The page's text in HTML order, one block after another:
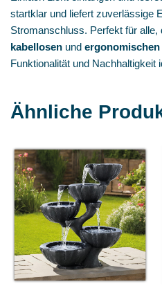
startklar und liefert zuverlässige
Stromanschluss. Perfekt für alle,
kabellosen und ergonomischen
Funktionalität und Nachhaltigkeit
Ähnliche